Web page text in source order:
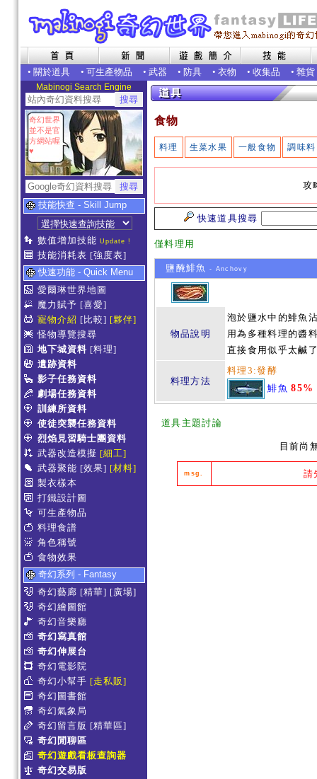
• 關於道具 • 可生產物品 • 武器 • 防具 • 衣物 • 收集品 • 雜貨
Mabinogi Search Engine
奇幻世界
並不是官
方網站喔
♥
技能快查 - Skill Jump
數值增加技能 Update !
技能消耗表 [強度表]
快速功能 - Quick Menu
愛爾琳世界地圖
魔力賦予 [喜愛]
寵物介紹 [比較] [夥伴]
怪物導覽搜尋
地下城資料 [料理]
遺跡資料
影子任務資料
劇場任務資料
訓練所資料
使徒突襲任務資料
烈焰見習騎士團資料
武器改造模擬 [細工]
武器聚能 [效果] [材料]
製衣樣本
打鐵設計圖
可生產物品
料理食譜
角色稱號
食物效果
奇幻系列 - Fantasy
奇幻藝廊 [精華] [廣場]
奇幻繪圖館
奇幻音樂廳
奇幻寫真館
奇幻伸展台
奇幻電影院
奇幻小幫手 [走私販]
奇幻圖書館
奇幻氣象局
奇幻留言版 [精華區]
奇幻閒聊區
奇幻遊戲看板查詢器
奇幻交易版
食物
料理 生菜水果 一般食物 調味料
攻
快速道具搜尋
僅料理用
鹽醃鯡魚 - Anchovy
物品說明
泡於鹽水中的鯡魚
用為多種料理的醬
直接食用似乎太鹹
料理方法
料理3:發酵
鯡魚 85%
道具主題討論
目前尚
msg. 請